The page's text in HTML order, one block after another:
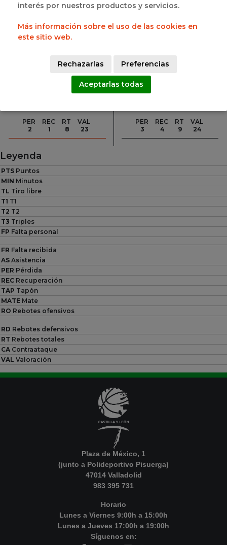
#7 M FRECHILLA GARCIA
PER
2
REC
1
RT
8
VAL
23
PER
3
REC
4
RT
9
VAL
24
Leyenda
PTS Puntos
MIN Minutos
TL Tiro libre
T1 T1
T2 T2
T3 Triples
FP Falta personal
FR Falta recibida
AS Asistencia
PER Pérdida
REC Recuperación
TAP Tapón
MATE Mate
RO Rebotes ofensivos
RD Rebotes defensivos
RT Rebotes totales
CA Contraataque
VAL Valoración
Plaza de México, 1
(junto a Polideportivo Pisuerga)
47014 Valladolid
983 395 731
Horario
Lunes a Viernes 9:00h a 15:00h
Lunes a Jueves 17:00h a 19:00h
Síguenos en:
interés por nuestros productos y servicios.
Más información sobre el uso de las cookies en
este sitio web.
Rechazarlas Preferencias
Aceptarlas todas